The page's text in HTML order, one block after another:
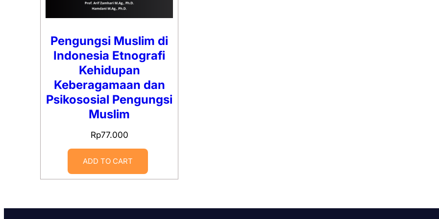
Pengungsi Muslim di
Indonesia Etnografi
Kehidupan
Keberagamaan dan
Psikososial Pengungsi
Muslim
Rp77.000
ADD TO CART